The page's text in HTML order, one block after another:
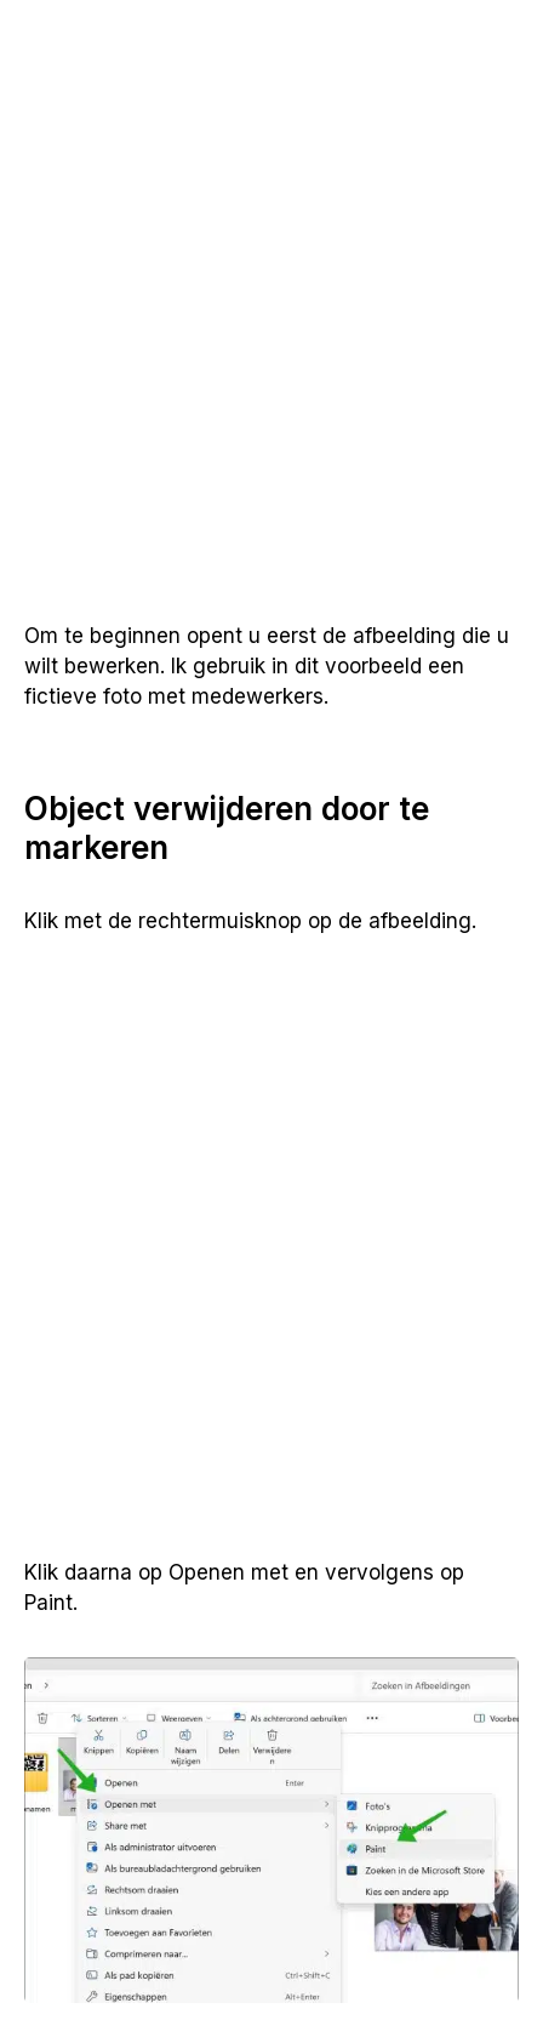
Om te beginnen opent u eerst de afbeelding die u
wilt bewerken. Ik gebruik in dit voorbeeld een
fictieve foto met medewerkers.
Object verwijderen door te
markeren
Klik met de rechtermuisknop op de afbeelding.
Klik daarna op Openen met en vervolgens op
Paint.